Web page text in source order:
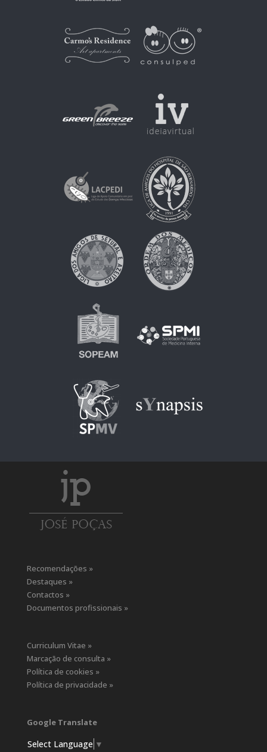
Recomendações »
Destaques »
Contactos »
Documentos profissionais »
Curriculum Vitae »
Marcação de consulta »
Política de cookies »
Política de privacidade »
Google Translate
Select Language ▼